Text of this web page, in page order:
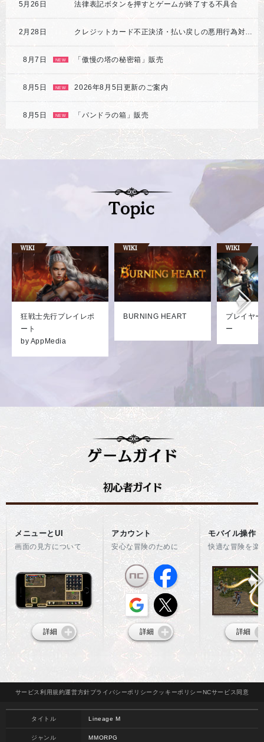
5月26日 法律表記ボタンを押すとゲームが終了する不具合
2月28日
8月7日 NEW 「傲慢の塔の秘密箱」販売
8月5日 NEW 2026年8月5日更新のご案内
8月5日 NEW 「パンドラの箱」販売
狂戦士先行プレイレポ
ート
by AppMedia
BURNING HEART
プレイヤ
ー
メニューとUI
画面の見方について
詳細
アカウント
安心な冒険のために
詳細
モバイル操作
快適な冒険を楽
詳細
サービス 利用規約運営方針プライバシーポリシー クッキーポリシーNCサービス 同意
タイトル Lineage M
ジャンル MMORPG